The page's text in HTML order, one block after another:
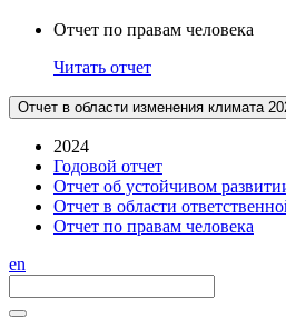
Отчет по правам человека
Читать отчет
Отчет в области изменения климата
2024
Годовой отчет
Отчет об устойчивом
Отчет в области
Отчет по правам человека
en